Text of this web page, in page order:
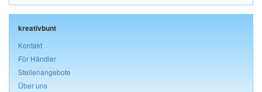
kreativbunt
Kontakt
Für Händler
Stellenangebote
Über uns